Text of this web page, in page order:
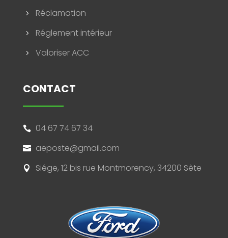
5 Réclamation
5 Réglement intérieur
5 Valoriser ACC
CONTACT
 04 67 74 67 34
 aeposte@gmail.com
 Siége, 12 bis rue Montmorency, 34200 Sète